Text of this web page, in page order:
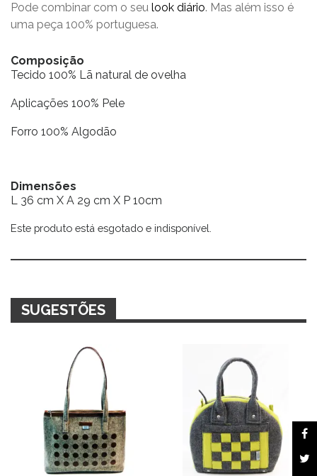
Pode combinar com o seu look diário. Mas além isso é
uma peça 100% portuguesa.
Composição
Tecido 100% Lã natural de ovelha
Aplicações 100% Pele
Forro 100% Algodão
Dimensões
L 36 cm X A 29 cm X P 10cm
Este produto está esgotado e indisponível.
Alternative:
SUGESTÕES